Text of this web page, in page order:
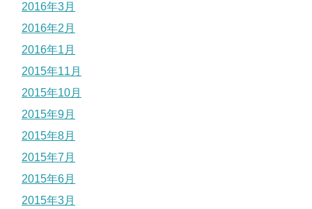
2016年3月
2016年2月
2016年1月
2015年11月
2015年10月
2015年9月
2015年8月
2015年7月
2015年6月
2015年3月